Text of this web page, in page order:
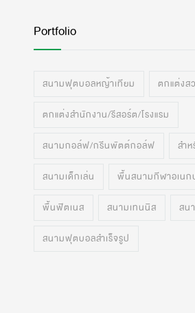
Portfolio
สนามฟุตบอลหญ้าเทียม ตกแต่งส
ตกแต่งสำนักงาน/รีสอร์ต/โรงแรม
สนามกอล์ฟ/กรีนพัตต์กอล์ฟ สำ
สนามเด็กเล่น พื้นสนามกีฬาอเนก
พื้นฟิตเนส สนามเทนนิส สน
สนามฟุตบอลสำเร็จรูป